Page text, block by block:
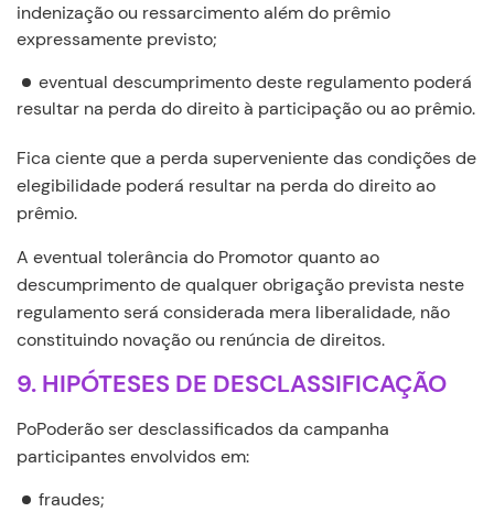
indenização ou ressarcimento além do prêmio
expressamente previsto;
eventual descumprimento deste regulamento poderá
resultar na perda do direito à participação ou ao prêmio.
Fica ciente que a perda superveniente das condições de
elegibilidade poderá resultar na perda do direito ao
prêmio.
A eventual tolerância do Promotor quanto ao
descumprimento de qualquer obrigação prevista neste
regulamento será considerada mera liberalidade, não
constituindo novação ou renúncia de direitos.
9. HIPÓTESES DE DESCLASSIFICAÇÃO
PoPoderão ser desclassificados da campanha
participantes envolvidos em:
fraudes;